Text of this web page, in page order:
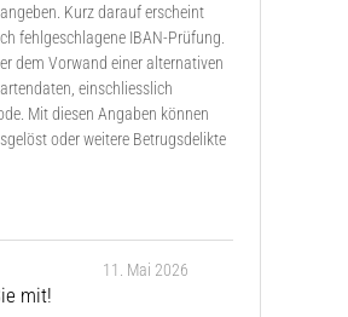
Kurz darauf erscheint
fehlgeschlagene IBAN-Prüfung.
dem Vorwand einer alternativen
einschliesslich
Mit diesen Angaben können
oder weitere Betrugsdelikte
11. Mai 2026
mit!